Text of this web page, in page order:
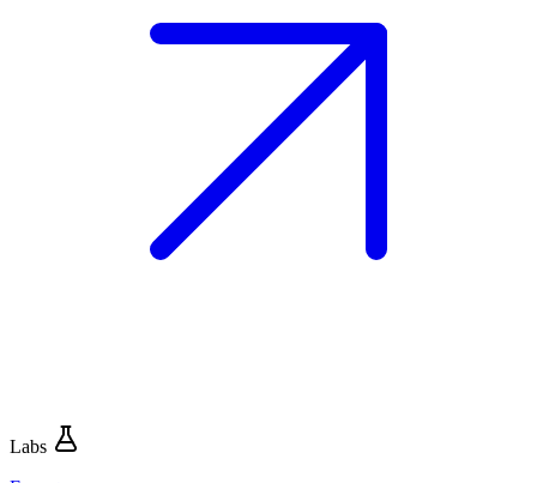
Labs